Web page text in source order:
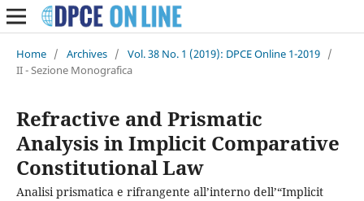
Home / Archives / Vol. 38 No. 1 (2019): DPCE Online 1-2019 /
II - Sezione Monografica
Refractive and Prismatic
Analysis in Implicit Comparative
Constitutional Law
Analisi prismatica e rifrangente all’interno dell’“Implicit